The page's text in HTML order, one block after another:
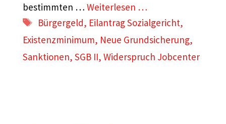
bestimmten … Weiterlesen …
Schlagwörter
Bürgergeld, Eilantrag Sozialgericht,
Existenzminimum, Neue Grundsicherung,
Sanktionen, SGB II, Widerspruch Jobcenter